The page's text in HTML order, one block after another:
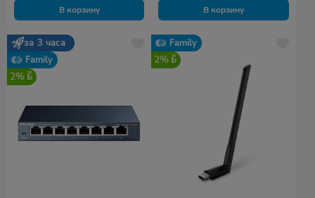
В корзину В корзину
за 3 часа
Family
2%
Family
2%